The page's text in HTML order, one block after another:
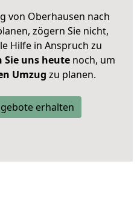
von Oberhausen nach
zögern Sie nicht,
Hilfe in Anspruch zu
uns heutenoch, um
Umzug zu planen.
erhalten